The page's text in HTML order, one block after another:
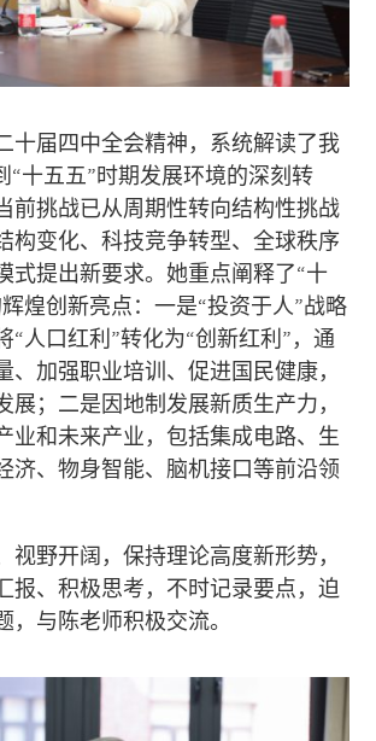
十届四中全会精神，系统解读了我
“十五五”时期发展环境的深刻转
前挑战已从周期性转向结构性挑战
构变化、科技竞争转型、全球秩序
式提出新要求。她重点阐释了“十
煌创新亮点：一是“投资于人”战略
“人口红利”转化为“创新红利”，通
、加强职业培训、促进国民健康，
展；二是因地制发展新质生产力，
业和未来产业，包括集成电路、生
济、物身智能、脑机接口等前沿领
视野开阔，保持理论高度新形势，
报、积极思考，不时记录要点，迫
，与陈老师积极交流。